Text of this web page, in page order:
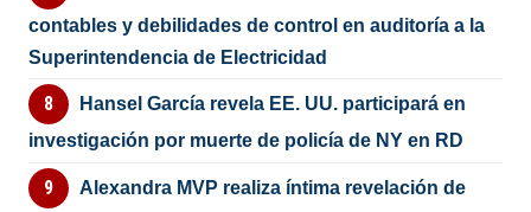
contables y debilidades de control en auditoría a la
Superintendencia de Electricidad
Hansel García revela EE. UU. participará en
investigación por muerte de policía de NY en RD
Alexandra MVP realiza íntima revelación de